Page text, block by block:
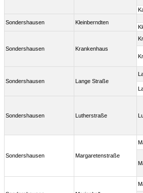
Sondershausen Kleinberndten
Sondershausen Krankenhaus
Sondershausen Lange Straße
Sondershausen Lutherstraße
Sondershausen Margaretenstraße